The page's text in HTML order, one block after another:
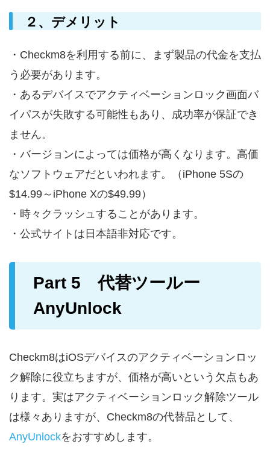
２、デメリット
・Checkm8を利用する前に、まず製品の代金を支払
う必要があります。
・あるデバイスでアクティベーションロック画面バ
イパスが失敗する可能性もあり、成功率が保証でき
ません。
・バージョンによっては価格が高くなります。高価
なソフトウェアだといわれます。（iPhone 5Sの
$14.99～iPhone Xの$49.99）
・時々クラッシュすることがあります。
・公式サイトは日本語非対応です。
Part 5 代替ツールー
AnyUnlock
Checkm8はiOSデバイスのアクティベーションロッ
ク解除に役立ちますが、価格が高いという欠点もあ
ります。実はアクティベーションロック解除ツール
は様々ありますが、Checkm8の代替品として、
AnyUnlockをおすすめします。